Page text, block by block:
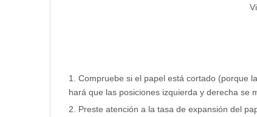
1. Compruebe si el papel está cortado (porque
hará que las posiciones izquierda y derecha se
2. Preste atención a la tasa de expansión del